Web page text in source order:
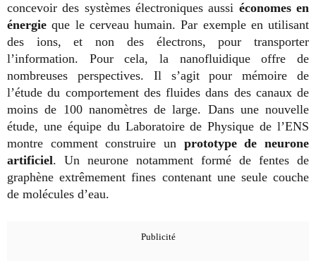
concevoir des systèmes électroniques aussi économes en
énergie que le cerveau humain. Par exemple en utilisant
des ions, et non des électrons, pour transporter
l’information. Pour cela, la nanofluidique offre de
nombreuses perspectives. Il s’agit pour mémoire de
l’étude du comportement des fluides dans des canaux de
moins de 100 nanomètres de large. Dans une nouvelle
étude, une équipe du Laboratoire de Physique de l’ENS
montre comment construire un prototype de neurone
artificiel. Un neurone notamment formé de fentes de
graphène extrêmement fines contenant une seule couche
de molécules d’eau.